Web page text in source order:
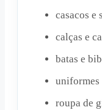
casacos e
calças e
batas e
uniformes
roupa de